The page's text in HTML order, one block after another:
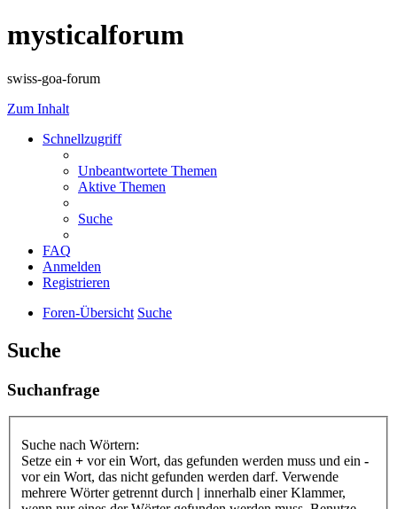
mysticalforum
swiss-goa-forum
Zum Inhalt
Schnellzugriff
Unbeantwortete Themen
Aktive Themen
Suche
FAQ
Anmelden
Registrieren
Foren-Übersicht Suche
Suche
Suchanfrage
Suche nach Wörtern:
Setze ein + vor ein Wort, das gefunden werden muss und ein -
vor ein Wort, das nicht gefunden werden darf. Verwende
mehrere Wörter getrennt durch | innerhalb einer Klammer,